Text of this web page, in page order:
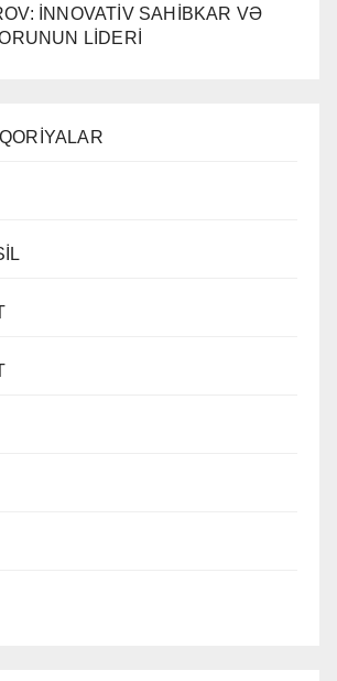
İNNOVATİV SAHİBKAR VƏ
LİDERİ